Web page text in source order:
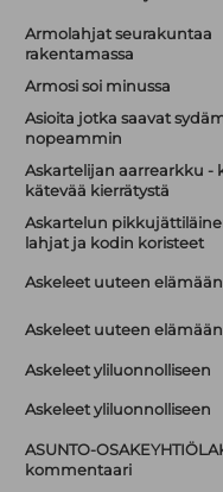
Armolahjat seurakuntaa
rakentamassa
Armosi soi minussa
Asioita jotka saavat
nopeammin
Askartelijan aarrearkku -
kätevää kierrätystä
Askartelun
lahjat ja kodin koristeet
Askeleet uuteen elämään
Askeleet uuteen elämään
Askeleet yliluonnolliseen
Askeleet yliluonnolliseen
ASUNTO-
kommentaari